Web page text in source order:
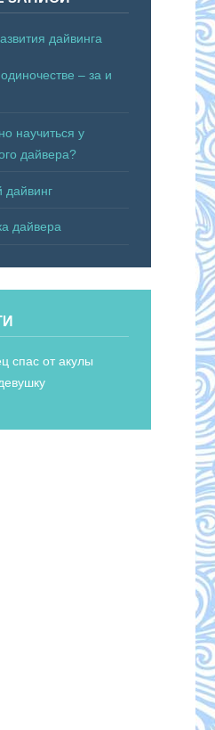
дайвинга
– за и
научиться у
дайвера?
дайвера
спас от акулы